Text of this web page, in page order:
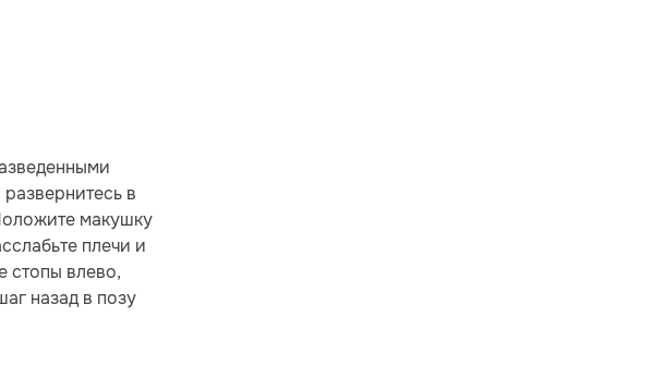
в
макушку
плечи и
стопы влево,
назад в позу